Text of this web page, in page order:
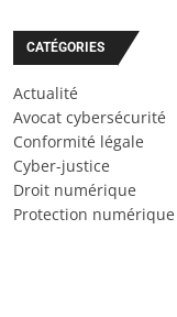
CATÉGORIES
Actualité
Avocat cybersécurité
Conformité légale
Cyber-justice
Droit numérique
Protection numérique